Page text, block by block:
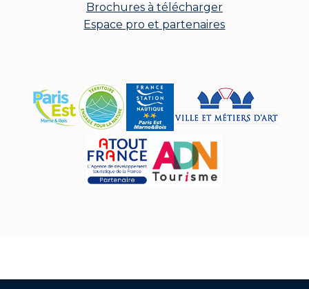
Brochures à télécharger
Espace pro et partenaires